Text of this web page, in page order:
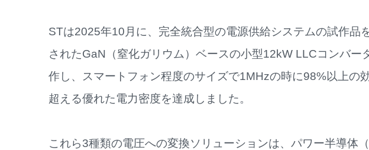
STは2025年10月に、完全統合型の電源供給システムの試作品
されたGaN（窒化ガリウム）ベースの小型12kW LLCコンバー
作し、スマートフォン程度のサイズで1MHzの時に98%以上の
超える優れた電力密度を達成しました。
これら3種類の電圧への変換ソリューションは、パワー半導体